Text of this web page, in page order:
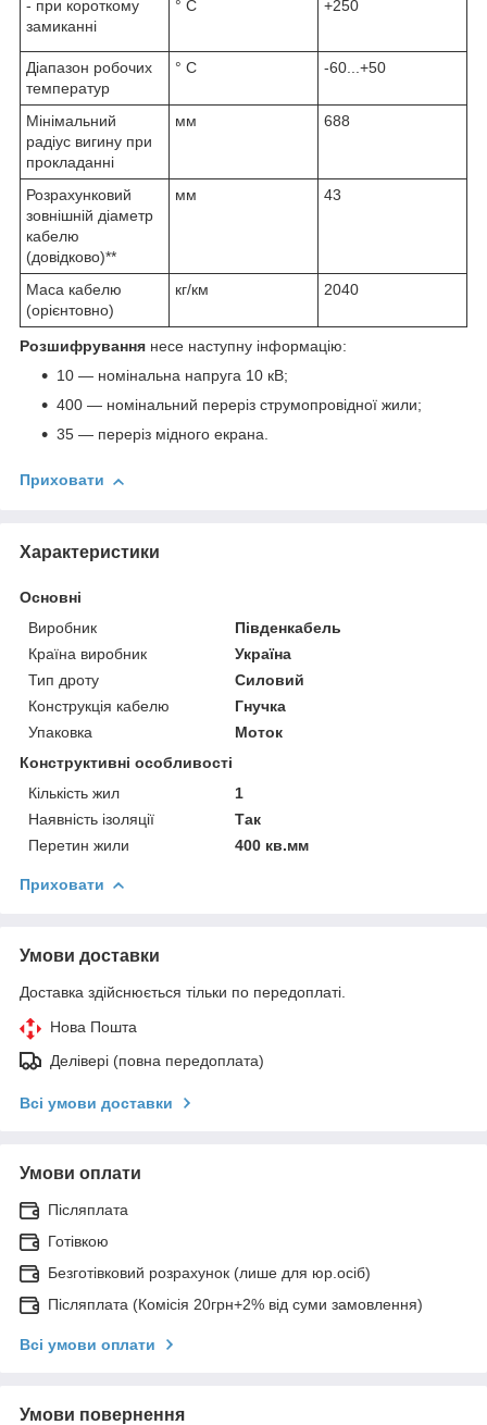
- при короткому
замиканні
° С +250
Діапазон робочих
температур
° С -60...+50
Мінімальний
радіус вигину при
прокладанні
мм 688
Розрахунковий
зовнішній діаметр
кабелю
(довідково)**
мм 43
Маса кабелю
(орієнтовно)
кг/км 2040
Розшифрування несе наступну інформацію:
10 — номінальна напруга 10 кВ;
400 — номінальний переріз струмопровідної жили;
35 — переріз мідного екрана.
Приховати
Характеристики
Основні
Виробник
Південкабель
Країна виробник
Україна
Тип дроту
Силовий
Конструкція кабелю
Гнучка
Упаковка
Моток
Конструктивні особливості
Кількість жил
1
Наявність ізоляції
Так
Перетин жили
400 кв.мм
Приховати
Умови доставки
Доставка здійснюється тільки по передоплаті.
Нова Пошта
Делівері (повна передоплата)
Всі умови доставки
Умови оплати
Післяплата
Готівкою
Безготівковий розрахунок (лише для юр.осіб)
Післяплата (Комісія 20грн+2% від суми замовлення)
Всі умови оплати
Умови повернення